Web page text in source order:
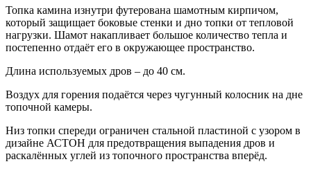
Топка камина изнутри футерована шамотным кирпичом,
который защищает боковые стенки и дно топки от тепловой
нагрузки. Шамот накапливает большое количество тепла и
постепенно отдаёт его в окружающее пространство.
Длина используемых дров – до 40 см.
Воздух для горения подаётся через чугунный колосник на дне
топочной камеры.
Низ топки спереди ограничен стальной пластиной с узором в
дизайне АСТОН для предотвращения выпадения дров и
раскалённых углей из топочного пространства вперёд.